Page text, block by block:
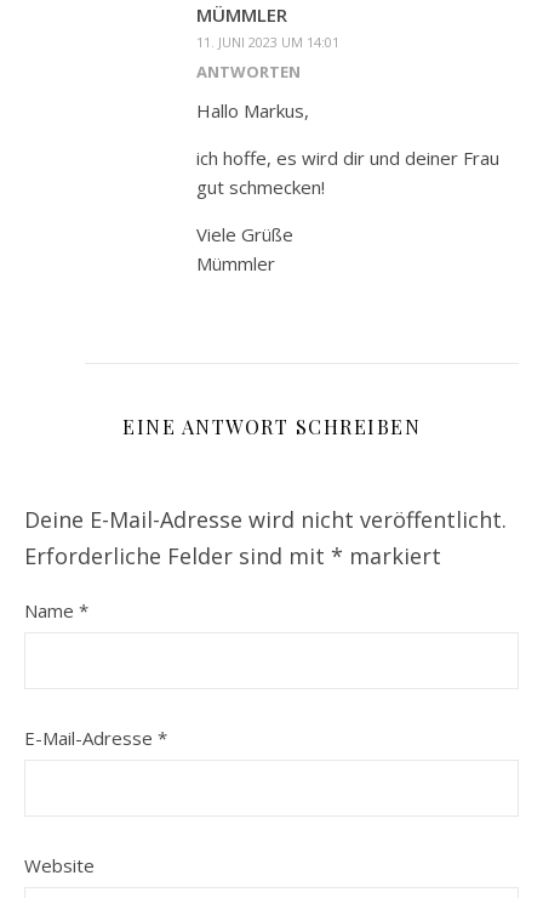
MÜMMLER
11. JUNI 2023 UM 14:01
ANTWORTEN
Hallo Markus,
ich hoffe, es wird dir und deiner Frau
gut schmecken!
Viele Grüße
Mümmler
EINE ANTWORT SCHREIBEN
Deine E-Mail-Adresse wird nicht veröffentlicht.
Erforderliche Felder sind mit * markiert
Name *
E-Mail-Adresse *
Website